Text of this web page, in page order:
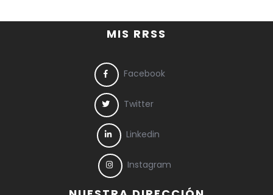
MIS RRSS
Facebook
Twitter
Linkedin
Instagram